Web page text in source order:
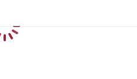
Chargement